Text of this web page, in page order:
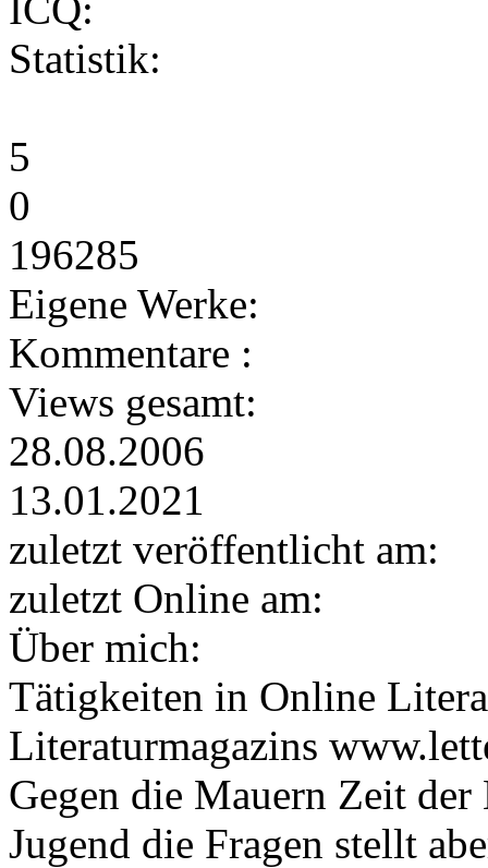
Statistik:
5
0
196285
Eigene Werke:
Kommentare :
Views gesamt:
28.08.2006
13.01.2021
zuletzt veröffentlicht am:
zuletzt Online am:
Über mich:
Tätigkeiten in Online
Literaturmagazins
Gegen die Mauern Zeit
Jugend die Fragen stellt